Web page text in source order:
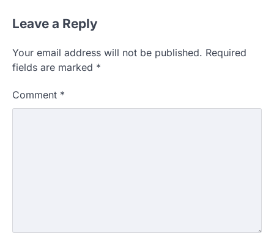
Leave a Reply
Your email address will not be published. Required
fields are marked *
Comment *